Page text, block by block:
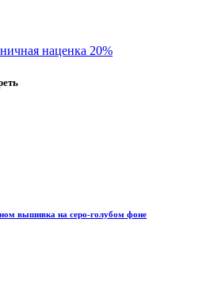
наценка 20%
вышивка на серо-голубом фоне